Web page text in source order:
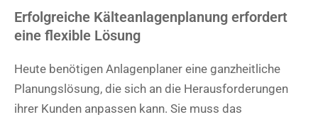
Erfolgreiche Kälteanlagenplanung erfordert
eine flexible Lösung
Heute benötigen Anlagenplaner eine ganzheitliche
Planungslösung, die sich an die Herausforderungen
ihrer Kunden anpassen kann. Sie muss das